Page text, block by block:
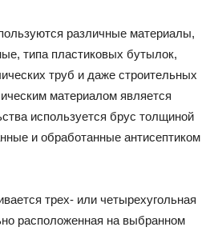
различные материалы,
типа пластиковых бутылок,
труб и даже строительных
материалом является
используется брус толщиной
и обработанные антисептиком
трех- или четырехугольная
расположенная на выбранном